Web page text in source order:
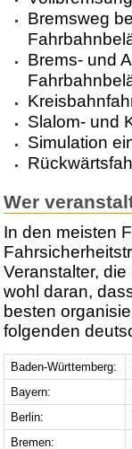
Bremsweg
Brems- und
Slalom- und
Simulation
Wer
In den meisten
Veranstalter,
wohl daran,
besten
folgenden
Baden-Württemberg:
Bayern:
Berlin:
Bremen: